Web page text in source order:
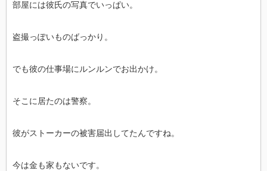
部屋には彼氏の写真でいっぱい。
盗撮っぽいものばっかり。
でも彼の仕事場にルンルンでお出かけ。
そこに居たのは警察。
彼がストーカーの被害届出してたんですね。
今は金も家もないです。